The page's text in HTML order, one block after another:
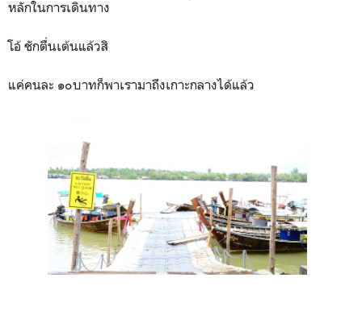
หลักในการเดินทาง
โอ้ ชักตื่นเต้นแล้วสิ
แค่คนละ ๑๐บาทก็พาเรามาถึงเกาะกลางได้แล้ว